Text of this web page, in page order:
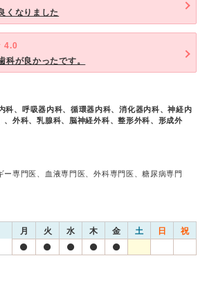
くなりました
4.0
科が良かったです。
科、呼吸器内科、循環器内科、消化器内科、神経内
、外科、乳腺科、脳神経外科、整形外科、形成外
ー専門医、血液専門医、外科専門医、糖尿病専門
月 火 水 木 金 土 日 祝